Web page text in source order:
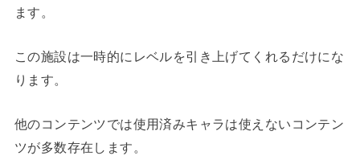
ます。
この施設は一時的にレベルを引き上げてくれるだけにな
ります。
他のコンテンツでは使用済みキャラは使えないコンテン
ツが多数存在します。